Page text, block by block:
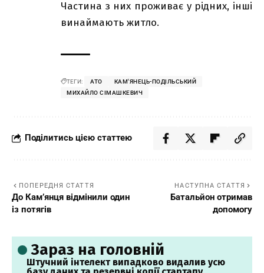
Частина з них проживає у рідних, інші
винаймають житло.
ТЕГИ: АТО
КАМ'ЯНЕЦЬ-ПОДІЛЬСЬКИЙ
МИХАЙЛО СІМАШКЕВИЧ
Поділитись цією статтею
ПОПЕРЕДНЯ СТАТТЯ
До Кам’янця відмінили один
із потягів
НАСТУПНА СТАТТЯ
Батальйон отримав
допомогу
Зараз на головній
Штучний інтелект випадково видалив усю